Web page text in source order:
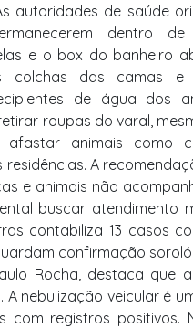
autoridades de saúde
dentro de
e o box do banheiro
colchas das camas e
de água dos
roupas do varal,
afastar animais como
A
e animais não
buscar atendimento
contabiliza 13 casos
confirmação
Rocha, destaca
A nebulização veicular é
com registros